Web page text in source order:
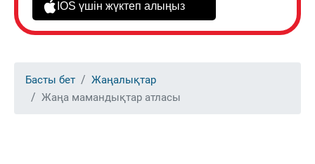
IOS үшін жүктеп алыңыз
Басты бет
Жаңалықтар
Жаңа мамандықтар атласы